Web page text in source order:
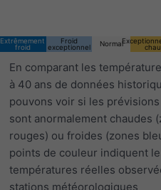
Extrêmement
froid
Froid
exceptionnel
Normal
En comparant les
à 40 ans de données
pouvons voir si les
sont anormalement chaudes
rouges) ou froides (zones
points de couleur indiquent
températures réelles
stations météorologiques